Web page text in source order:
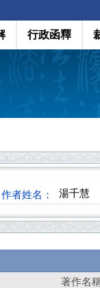
行政函釋
作者姓名： 湯千慧
著作名